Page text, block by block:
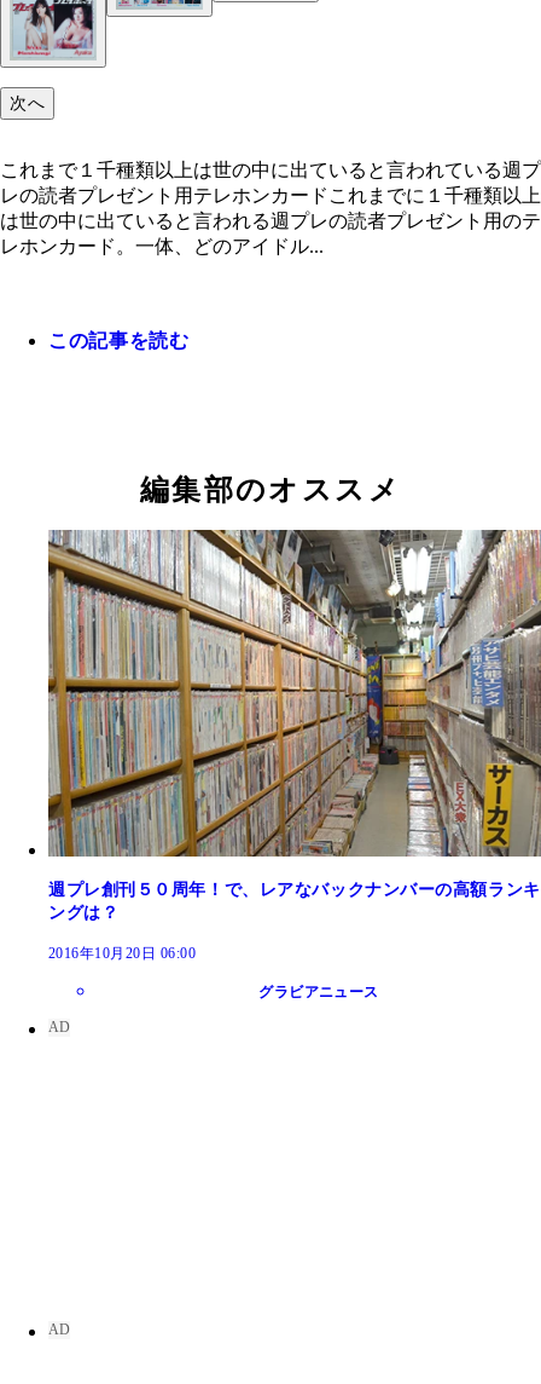
次へ
これまで１千種類以上は世の中に出ていると言われている週プ
レの読者プレゼント用テレホンカードこれまでに１千種類以上
は世の中に出ていると言われる週プレの読者プレゼント用のテ
レホンカード。一体、どのアイドル...
この記事を読む
編集部のオススメ
週プレ創刊５０周年！で、レアなバックナンバーの高額ランキ
ングは？
2016年10月20日 06:00
グラビアニュース